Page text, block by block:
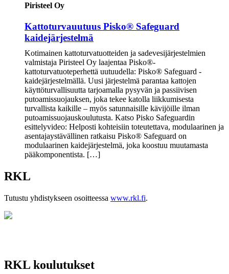
Piristeel Oy
Kattoturvauutuus Pisko® Safeguard
kaidejärjestelmä
Kotimainen kattoturvatuotteiden ja sadevesijärjestelmien
valmistaja Piristeel Oy laajentaa Pisko®-
kattoturvatuoteperhettä uutuudella: Pisko® Safeguard -
kaidejärjestelmällä. Uusi järjestelmä parantaa kattojen
käyttöturvallisuutta tarjoamalla pysyvän ja passiivisen
putoamissuojauksen, joka tekee katolla liikkumisesta
turvallista kaikille – myös satunnaisille kävijöille ilman
putoamissuojauskoulutusta. Katso Pisko Safeguardin
esittelyvideo: Helposti kohteisiin toteutettava, modulaarinen ja
asentajaystävällinen ratkaisu Pisko® Safeguard on
modulaarinen kaidejärjestelmä, joka koostuu muutamasta
pääkomponentista. […]
RKL
Tutustu yhdistykseen osoitteessa www.rkl.fi.
RKL koulutukset